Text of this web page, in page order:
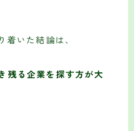
着いた結論は、
残る企業を探す方が大